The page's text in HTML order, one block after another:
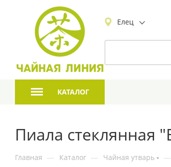
Елец
КАТАЛОГ
Пиала стеклянная
Главная — Каталог — Чайная утварь —